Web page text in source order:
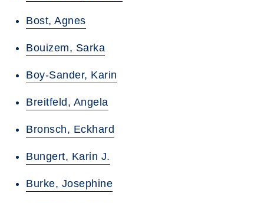
Bost, Agnes
Bouizem, Sarka
Boy-Sander, Karin
Breitfeld, Angela
Bronsch, Eckhard
Bungert, Karin J.
Burke, Josephine